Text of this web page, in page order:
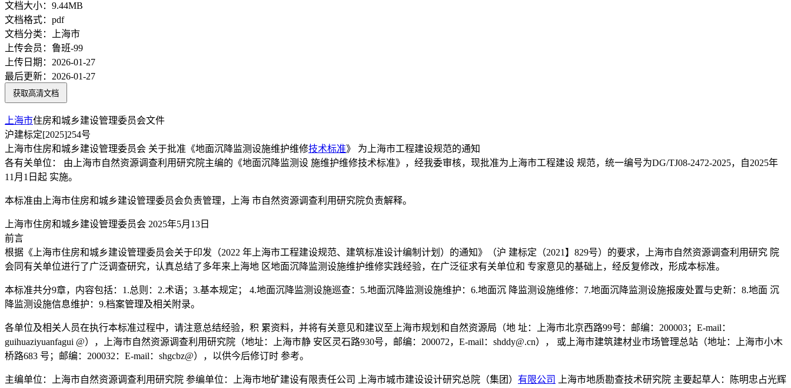
文档大小： 9.44MB
文档格式： pdf
文档分类： 上海市
上传会员： 鲁班-99
上传日期： 2026-01-27
最后更新： 2026-01-27
获取高清文档
上海市住房和城乡建设管理委员会文件
沪建标定[2025]254号
上海市住房和城乡建设管理委员会 关于批准《地面沉降监测设施维护维修技术标准》 为上海市工程建设规范的通知
各有关单位： 由上海市自然资源调查利用研究院主编的《地面沉降监测设 施维护维修技术标准》，经我委审核，现批准为上海市工程建设 规范，统一编号为DG/TJ08-2472-2025，自2025年
11月1日起 实施。
本标准由上海市住房和城乡建设管理委员会负责管理，上海 市自然资源调查利用研究院负责解释。
上海市住房和城乡建设管理委员会 2025年5月13日
前言
根据《上海市住房和城乡建设管理委员会关于印发（2022 年上海市工程建设规范、建筑标准设计编制计划）的通知》（沪 建标定（2021】829号）的要求，上海市自然资源调查利用研究 院
会同有关单位进行了广泛调查研究，认真总结了多年来上海地 区地面沉降监测设施维护维修实践经验，在广泛征求有关单位和 专家意见的基础上，经反复修改，形成本标准。
本标准共分9章，内容包括：1.总则：2.术语；3.基本规定； 4.地面沉降监测设施巡查：5.地面沉降监测设施维护：6.地面沉 降监测设施维修：7.地面沉降监测设施报废处置与史新：8.地面 沉
降监测设施信息维护：9.档案管理及相关附录。
各单位及相关人员在执行本标准过程中，请注意总结经验，积 累资料，并将有关意见和建议至上海市规划和自然资源局（地 址：上海市北京西路99号：邮编：200003；E-mail：
guihuaziyuanfagui @），上海市自然资源调查利用研究院（地址：上海市静 安区灵石路930号，邮编：200072，E-mail：shddy@.cn）， 或上海市建筑建材业市场管理总站（地址：上海市小木
桥路683 号；邮编：200032：E-mail：shgcbz@），以供今后修订时 参考。
主编单位：上海市自然资源调查利用研究院 参编单位：上海市地矿建设有限责任公司 上海市城市建设设计研究总院（集团） 有限公司 上海市地质勘查技术研究院 主要起草人：陈明忠占光辉